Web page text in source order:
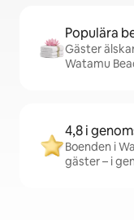
Populära
Gäster
Watamu
4,8 i
Boenden i
gäster – i